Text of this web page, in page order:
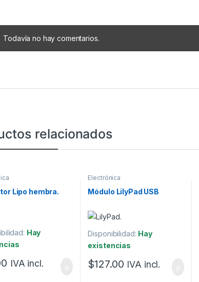
Todavía no hay comentarios.
relacionados
Lipo hembra.
Hay
IVA incl.
Electrónica
Módulo LilyPad USB
Disponibilidad: Hay
existencias
$127.00 IVA incl.